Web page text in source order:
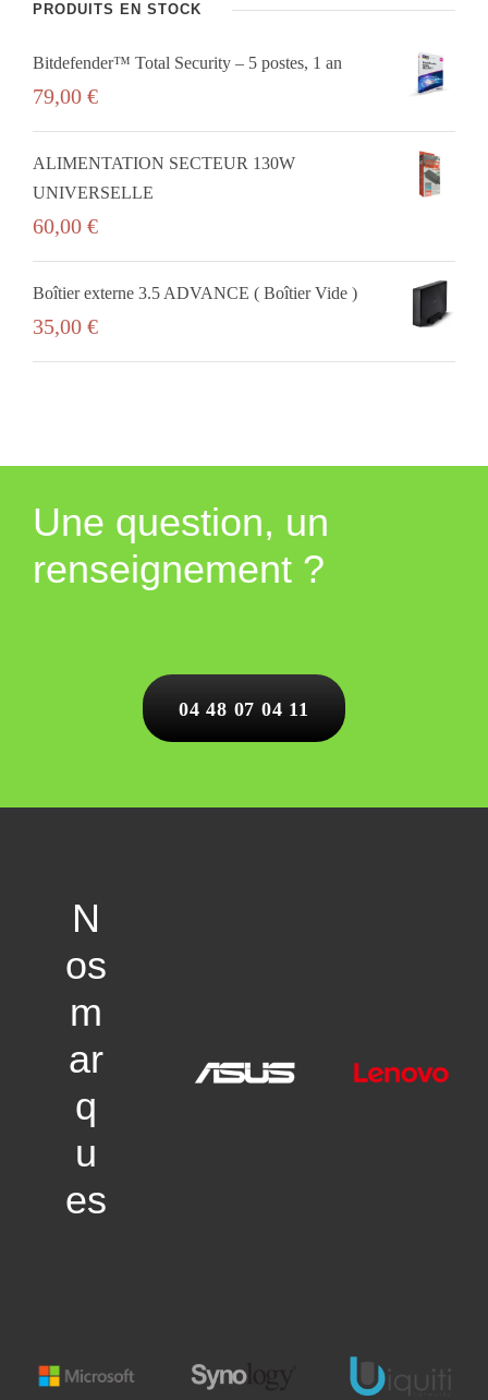
PRODUITS EN STOCK
Bitdefender™ Total Security – 5 postes, 1 an
79,00 €
ALIMENTATION SECTEUR 130W
UNIVERSELLE
60,00 €
Boîtier externe 3.5 ADVANCE ( Boîtier Vide )
35,00 €
Une question, un
renseignement ?
04 48 07 04 11
N
os
m
ar
q
u
es